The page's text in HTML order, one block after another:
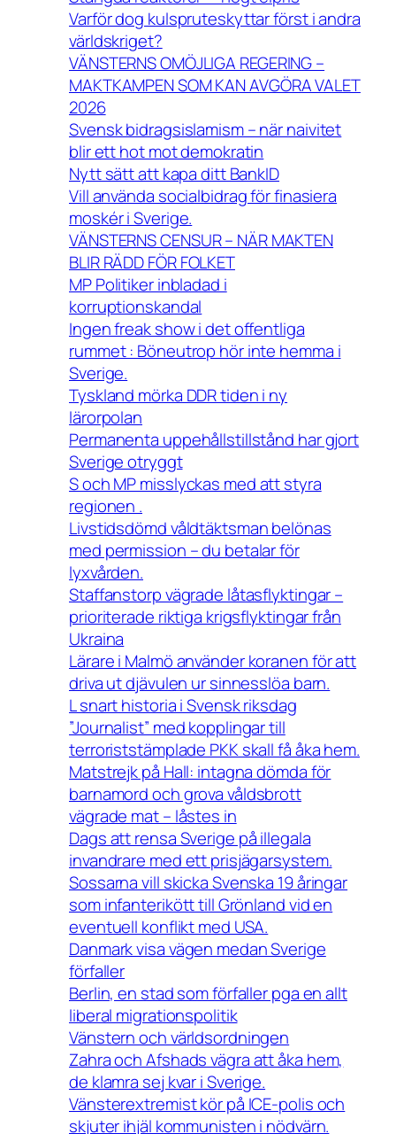
Varför dog kulspruteskyttar först i andra
världskriget?
VÄNSTERNS OMÖJLIGA REGERING –
MAKTKAMPEN SOM KAN AVGÖRA VALET
2026
Svensk bidragsislamism – när naivitet
blir ett hot mot demokratin
Nytt sätt att kapa ditt BankID
Vill använda socialbidrag för finasiera
moskér i Sverige.
VÄNSTERNS CENSUR – NÄR MAKTEN
BLIR RÄDD FÖR FOLKET
MP Politiker inbladad i
korruptionskandal
Ingen freak show i det offentliga
rummet : Böneutrop hör inte hemma i
Sverige.
Tyskland mörka DDR tiden i ny
lärorpolan
Permanenta uppehållstillstånd har gjort
Sverige otryggt
S och MP misslyckas med att styra
regionen .
Livstidsdömd våldtäktsman belönas
med permission – du betalar för
lyxvården.
Staffanstorp vägrade låtasflyktingar –
prioriterade riktiga krigsflyktingar från
Ukraina
Lärare i Malmö använder koranen för att
driva ut djävulen ur sinnesslöa barn.
L snart historia i Svensk riksdag
”Journalist” med kopplingar till
terroriststämplade PKK skall få åka hem.
Matstrejk på Hall: intagna dömda för
barnamord och grova våldsbrott
vägrade mat – låstes in
Dags att rensa Sverige på illegala
invandrare med ett prisjägarsystem.
Sossarna vill skicka Svenska 19 åringar
som infanterikött till Grönland vid en
eventuell konflikt med USA.
Danmark visa vägen medan Sverige
förfaller
Berlin, en stad som förfaller pga en allt
liberal migrationspolitik
Vänstern och världsordningen
Zahra och Afshads vägra att åka hem,
de klamra sej kvar i Sverige.
Vänsterextremist kör på ICE-polis och
skjuter ihjäl kommunisten i nödvärn.